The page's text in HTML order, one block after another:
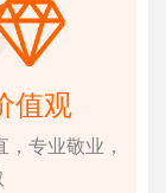
值观
，专业敬业，